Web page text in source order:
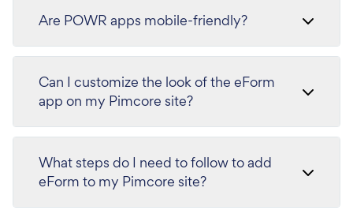
Are POWR apps mobile-friendly?
Can I customize the look of the eForm
app on my Pimcore site?
What steps do I need to follow to add
eForm to my Pimcore site?